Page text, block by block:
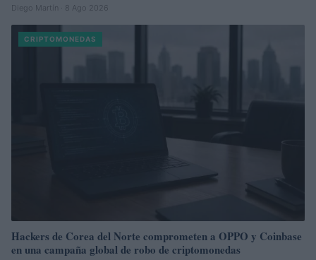
Diego Martín · 8 Ago 2026
CRIPTOMONEDAS
Hackers de Corea del Norte comprometen a OPPO y Coinbase
en una campaña global de robo de criptomonedas